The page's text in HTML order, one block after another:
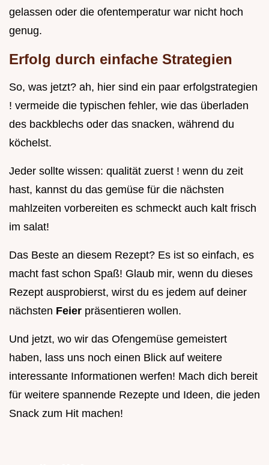
gelassen oder die ofentemperatur war nicht hoch
genug.
Erfolg durch einfache Strategien
So, was jetzt? ah, hier sind ein paar erfolgstrategien
! vermeide die typischen fehler, wie das überladen
des backblechs oder das snacken, während du
köchelst.
Jeder sollte wissen: qualität zuerst ! wenn du zeit
hast, kannst du das gemüse für die nächsten
mahlzeiten vorbereiten es schmeckt auch kalt frisch
im salat!
Das Beste an diesem Rezept? Es ist so einfach, es
macht fast schon Spaß! Glaub mir, wenn du dieses
Rezept ausprobierst, wirst du es jedem auf deiner
nächsten Feier präsentieren wollen.
Und jetzt, wo wir das Ofengemüse gemeistert
haben, lass uns noch einen Blick auf weitere
interessante Informationen werfen! Mach dich bereit
für weitere spannende Rezepte und Ideen, die jeden
Snack zum Hit machen!